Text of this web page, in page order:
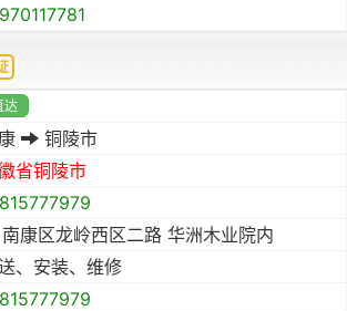
达
铜陵市
省铜陵市
南康区龙岭西区二路 华洲木业院内
、安装、维修